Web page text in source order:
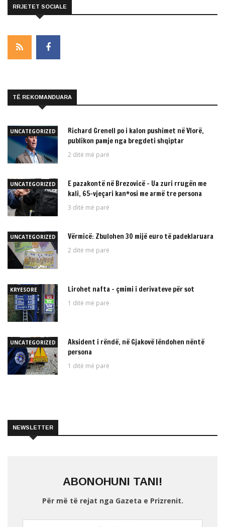
RRJETET SOCIALE
TË REKOMANDUARA
UNCATEGORIZED
Richard Grenell po i kalon pushimet në Vlorë,
publikon pamje nga bregdeti shqiptar
2 ditë më parë
UNCATEGORIZED
E pazakontë në Brezovicë – Ua zuri rrugën me
kali, 65-vjeçari kan*osi me armë tre persona
3 ditë më parë
UNCATEGORIZED Vërmicë: Zbulohen 30 mijë euro të padeklaruara
2 ditë më parë
KRYESORE Lirohet nafta – çmimi i derivateve për sot
1 ditë më parë
UNCATEGORIZED
Aksident i rëndë, në Gjakovë lëndohen nëntë
persona
1 ditë më parë
NEWSLETTER
ABONOHUNI TANI!
Për më të rejat nga Gazeta e Prizrenit.